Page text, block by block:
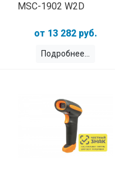
MSC-1902 W2D
13 282 руб.
Подробнее